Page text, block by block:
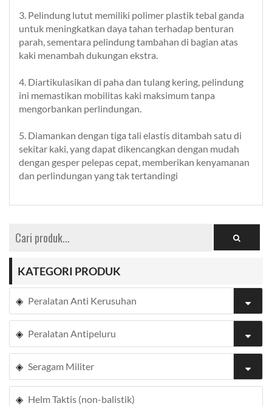
3. Pelindung lutut memiliki polimer plastik tebal ganda
untuk meningkatkan daya tahan terhadap benturan
parah, sementara pelindung tambahan di bagian atas
kaki menambah dukungan ekstra.
4. Diartikulasikan di paha dan tulang kering, pelindung
ini memastikan mobilitas kaki maksimum tanpa
mengorbankan perlindungan.
5. Diamankan dengan tiga tali elastis ditambah satu di
sekitar kaki, yang dapat dikencangkan dengan mudah
dengan gesper pelepas cepat, memberikan kenyamanan
dan perlindungan yang tak tertandingi
KATEGORI PRODUK
Peralatan Anti Kerusuhan
Peralatan Antipeluru
Seragam Militer
Helm Taktis (non-balistik)